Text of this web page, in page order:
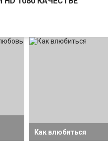
Как влюбиться